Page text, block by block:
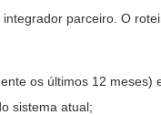
parceiro. O
os últimos 12 meses)
sistema atual;